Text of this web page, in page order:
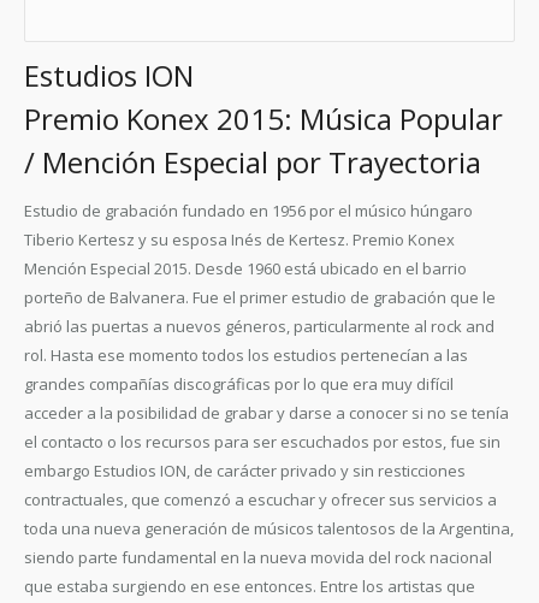
Estudios ION
Premio Konex 2015: Música Popular
/ Mención Especial por Trayectoria
Estudio de grabación fundado en 1956 por el músico húngaro
Tiberio Kertesz y su esposa Inés de Kertesz. Premio Konex
Mención Especial 2015. Desde 1960 está ubicado en el barrio
porteño de Balvanera. Fue el primer estudio de grabación que le
abrió las puertas a nuevos géneros, particularmente al rock and
rol. Hasta ese momento todos los estudios pertenecían a las
grandes compañías discográficas por lo que era muy difícil
acceder a la posibilidad de grabar y darse a conocer si no se tenía
el contacto o los recursos para ser escuchados por estos, fue sin
embargo Estudios ION, de carácter privado y sin resticciones
contractuales, que comenzó a escuchar y ofrecer sus servicios a
toda una nueva generación de músicos talentosos de la Argentina,
siendo parte fundamental en la nueva movida del rock nacional
que estaba surgiendo en ese entonces. Entre los artistas que